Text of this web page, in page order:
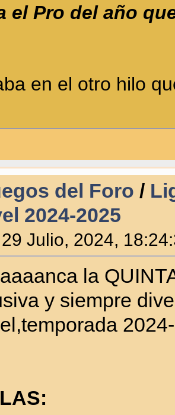
el Pro del año
en el otro hilo
del Foro /
2024-2025
29 Julio, 2024,
la
y siempre